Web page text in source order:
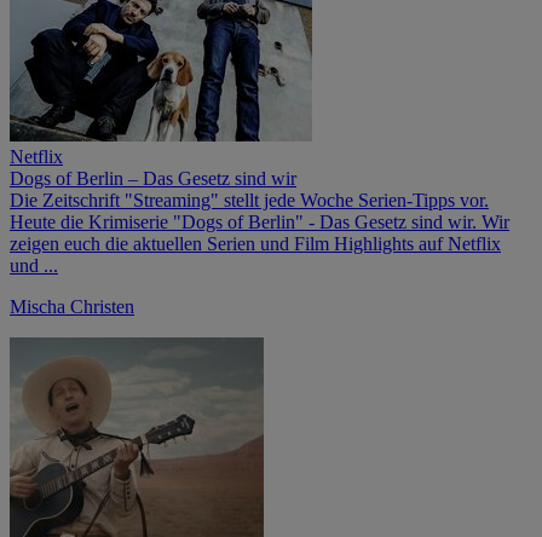
Netflix
Dogs of Berlin – Das Gesetz sind wir
Die Zeitschrift "Streaming" stellt jede Woche Serien-Tipps vor.
Heute die Krimiserie "Dogs of Berlin" - Das Gesetz sind wir. Wir
zeigen euch die aktuellen Serien und Film Highlights auf Netflix
und ...
Mischa Christen